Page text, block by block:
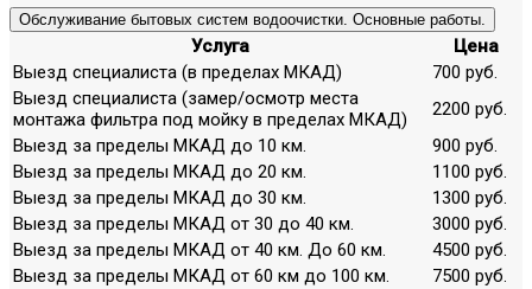
Обслуживание бытовых систем водоочистки. Основные работы.
Услуга
Цена
Выезд специалиста (в пределах МКАД)
700 руб.
Выезд специалиста (замер/осмотр места
монтажа фильтра под мойку в пределах МКАД)
2200 руб.
Выезд за пределы МКАД до 10 км.
900 руб.
Выезд за пределы МКАД до 20 км.
1100 руб.
Выезд за пределы МКАД до 30 км.
1300 руб.
Выезд за пределы МКАД от 30 до 40 км.
3000 руб.
Выезд за пределы МКАД от 40 км. До 60 км.
4500 руб.
Выезд за пределы МКАД от 60 км до 100 км.
7500 руб.